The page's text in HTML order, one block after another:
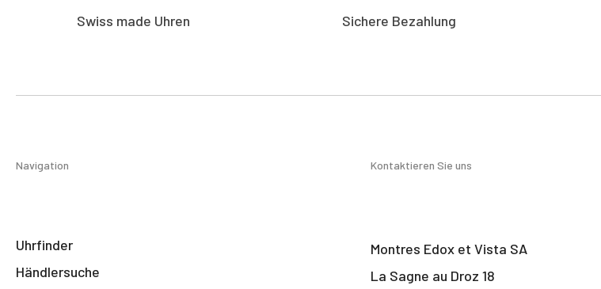
Swiss made Uhren Sichere Bezahlung
Navigation
Uhrfinder
Händlersuche
Kontaktieren Sie uns
Montres Edox et Vista SA
La Sagne au Droz 18